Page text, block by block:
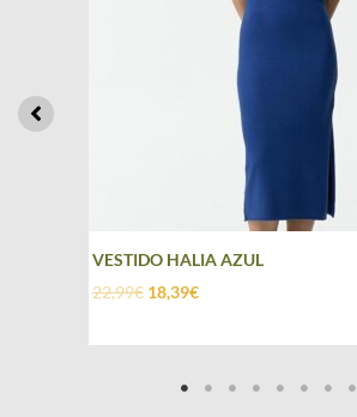
VESTIDO HALIA AZUL
22,99€ 18,39€